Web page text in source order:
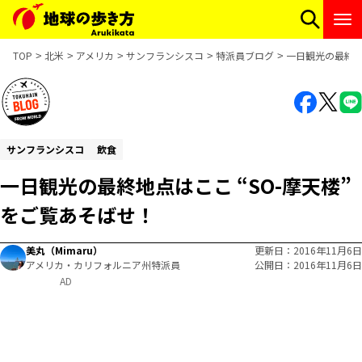
TOP 北米 アメリカ サンフランシスコ 特派員ブログ 一日観光の最終
サンフランシスコ 飲食
一日観光の最終地点はここ “SO-摩天楼”
をご覧あそばせ！
美丸（Mimaru）
アメリカ・カリフォルニア州特派員
更新日
2016年11月6日
公開日
2016年11月6日
AD